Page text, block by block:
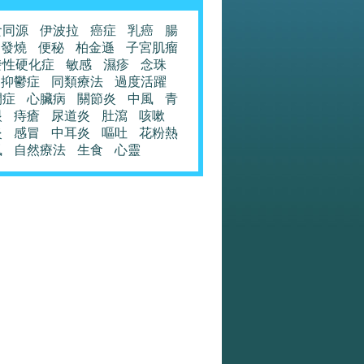
源 伊波拉 癌症 乳癌
腸
發燒
便秘 柏金遜
子宮肌瘤
硬化症
敏感 濕疹
念珠
抑鬱症
同類療法
過度活躍
心臟病 關節炎 中風
青
痔瘡 尿道炎 肚瀉
咳嗽
感冒 中耳炎 嘔吐
花粉熱
自然療法 生食 心靈